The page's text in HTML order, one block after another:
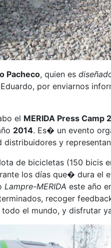
Pacheco, quien es
por enviarnos
el MERIDA Press Camp
2014. Es� un evento
y
de bicicletas (150
los días que� dura el
Lampre-MERIDA este año
recoger
el mundo, y disfrutar